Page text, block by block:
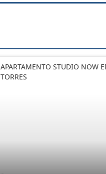
APARTAMENTO STUDIO NOW
TORRES